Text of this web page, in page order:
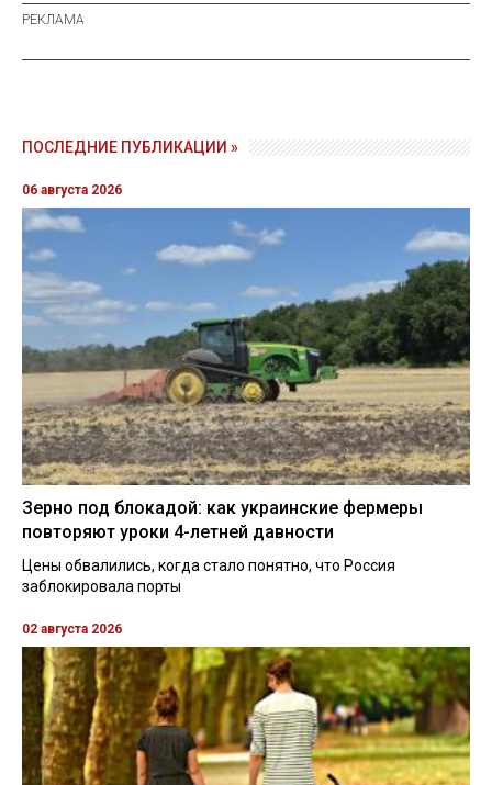
ПОСЛЕДНИЕ ПУБЛИКАЦИИ »
06 августа 2026
Зерно под блокадой: как украинские фермеры
повторяют уроки 4-летней давности
Цены обвалились, когда стало понятно, что Россия
заблокировала порты
02 августа 2026